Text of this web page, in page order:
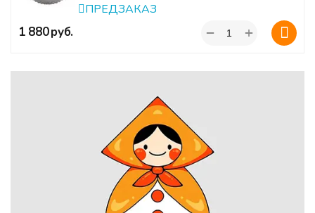
ПРЕДЗАКАЗ
‍1 880‍руб. +
−